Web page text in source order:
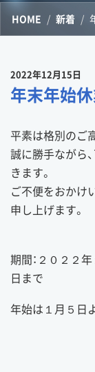
HOME 新着
2022年12月15日
年末年始
平素は格別のご
誠に勝手ながら
きます。
ご不便をおかけ
申し上げます。
期間：２０２２
日まで
年始は１月５日